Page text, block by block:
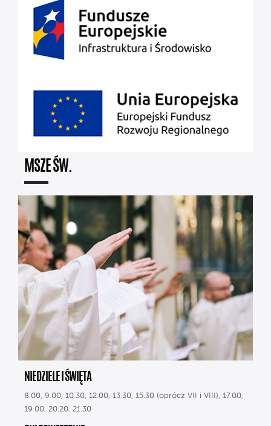
MSZE ŚW.
NIEDZIELE I ŚWIĘTA
8.00, 9.00, 10.30, 12.00, 13.30, 15.30 (oprócz VII i VIII), 17.00,
19.00, 20.20, 21.30